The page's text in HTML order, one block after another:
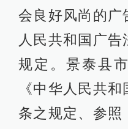
会良好风尚的广
人民共和国广
规定。景泰县
《中华人民共
条之规定、参照